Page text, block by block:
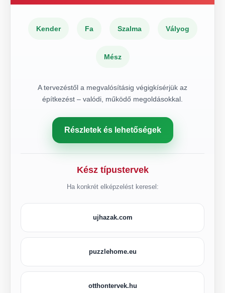
Kender Fa Szalma Vályog
Mész
A tervezéstől a megvalósításig végigkísérjük az
építkezést – valódi, működő megoldásokkal.
Részletek és lehetőségek
Kész típustervek
Ha konkrét elképzelést keresel:
ujhazak.com
puzzlehome.eu
otthontervek.hu